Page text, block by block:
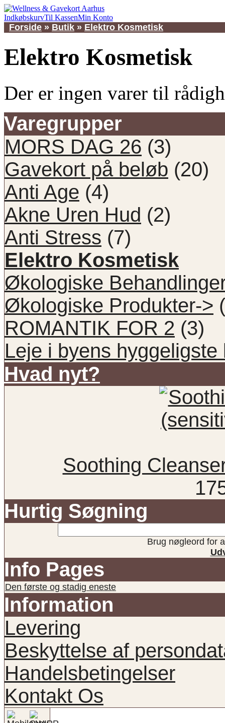
IndkøbskurvTil KassenMin Konto
Forside » Butik » Elektro Kosmetisk
Elektro Kosmetisk
Der er ingen varer til
Varegrupper
MORS DAG 26 (3)
Gavekort på beløb (20)
Anti Age (4)
Akne Uren Hud (2)
Anti Stress (7)
Elektro Kosmetisk
Økologiske
Økologiske Produkter->
ROMANTIK FOR 2 (3)
Leje i byens hyggeligste
Hvad nyt?
Soothing
Hurtig Søgning
Brug nøgleord for
Info Pages
Den første og stadig eneste
Information
Levering
Beskyttelse af
Handelsbetingelser
Kontakt Os